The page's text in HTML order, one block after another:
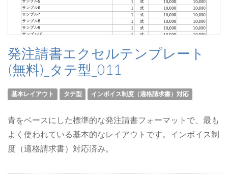
発注請書エクセルテンプレート
(無料)_タテ型_011
基本レイアウト タテ型 インボイス制度（適格請求書）対応
青をベースにした標準的な発注請書フォーマットで、最も
よく使われている基本的なレイアウトです。インボイス制
度（適格請求書）対応済み。